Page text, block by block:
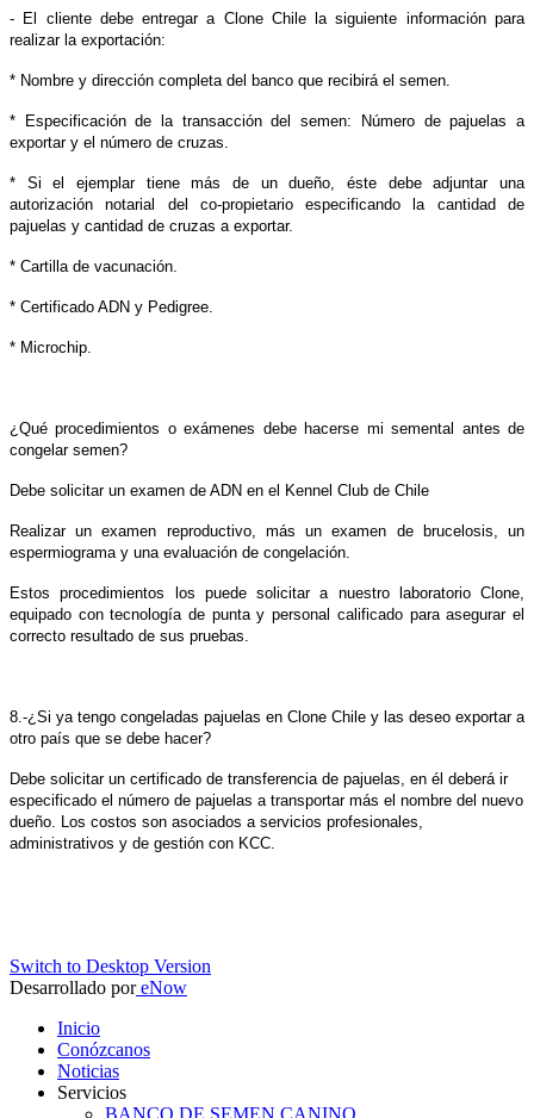
- El cliente debe entregar a Clone Chile la siguiente información para
realizar la exportación:
* Nombre y dirección completa del banco que recibirá el semen.
* Especificación de la transacción del semen: Número de pajuelas a
exportar y el número de cruzas.
* Si el ejemplar tiene más de un dueño, éste debe adjuntar una
autorización notarial del co-propietario especificando la cantidad de
pajuelas y cantidad de cruzas a exportar.
* Cartilla de vacunación.
* Certificado ADN y Pedigree.
* Microchip.
¿Qué procedimientos o exámenes debe hacerse mi semental antes de
congelar semen?
Debe solicitar un examen de ADN en el Kennel Club de Chile
Realizar un examen reproductivo, más un examen de brucelosis, un
espermiograma y una evaluación de congelación.
Estos procedimientos los puede solicitar a nuestro laboratorio Clone,
equipado con tecnología de punta y personal calificado para asegurar el
correcto resultado de sus pruebas.
8.-¿Si ya tengo congeladas pajuelas en Clone Chile y las deseo exportar a
otro país que se debe hacer?
Debe solicitar un certificado de transferencia de pajuelas, en él deberá ir
especificado el número de pajuelas a transportar más el nombre del nuevo
dueño. Los costos son asociados a servicios profesionales,
administrativos y de gestión con KCC.
Switch to Desktop Version
Desarrollado poreNow
Inicio
Conózcanos
Noticias
Servicios
BANCO DE SEMEN CANINO